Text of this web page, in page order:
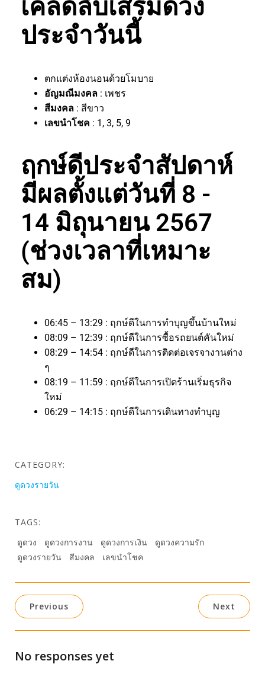
เคล็ดลับเสริมดวง
ประจำวันนี้
ตกแต่งห้องนอนด้วยโมบาย
อัญมณีมงคล : เพชร
สีมงคล : สีขาว
เลขนำโชค : 1, 3, 5, 9
ฤกษ์ดีประจำสัปดาห์
มีผลตั้งแต่วันที่ 8 -
14 มิถุนายน 2567
(ช่วงเวลาที่เหมาะ
สม)
06:45 – 13:29 : ฤกษ์ดีในการทำบุญขึ้นบ้านใหม่
08:09 – 12:39 : ฤกษ์ดีในการซื้อรถยนต์คันใหม่
08:29 – 14:54 : ฤกษ์ดีในการติดต่อเจรจางานต่าง
ๆ
08:19 – 11:59 : ฤกษ์ดีในการเปิดร้านเริ่มธุรกิจ
ใหม่
06:29 – 14:15 : ฤกษ์ดีในการเดินทางทำบุญ
CATEGORY:
ดูดวงรายวัน
TAGS:
ดูดวง
ดูดวงการงาน ดูดวงการเงิน
ดูดวงความรัก
ดูดวงรายวัน
สีมงคล เลขนำโชค
Previous Next
No responses yet